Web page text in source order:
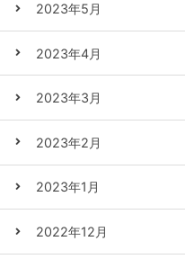
2023年5月
2023年4月
2023年3月
2023年2月
2023年1月
2022年12月